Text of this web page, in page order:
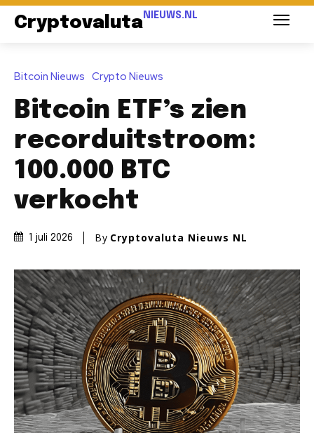
Cryptovaluta NIEUWS.NL
Bitcoin Nieuws Crypto Nieuws
Bitcoin ETF’s zien
recorduitstroom:
100.000 BTC
verkocht
1 juli 2026 By Cryptovaluta Nieuws NL